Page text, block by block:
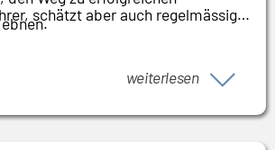
schätzt aber auch regelmässige
weiterlesen